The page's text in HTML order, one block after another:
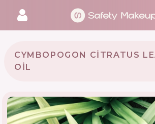
CYMBOPOGON CITRATUS
OIL